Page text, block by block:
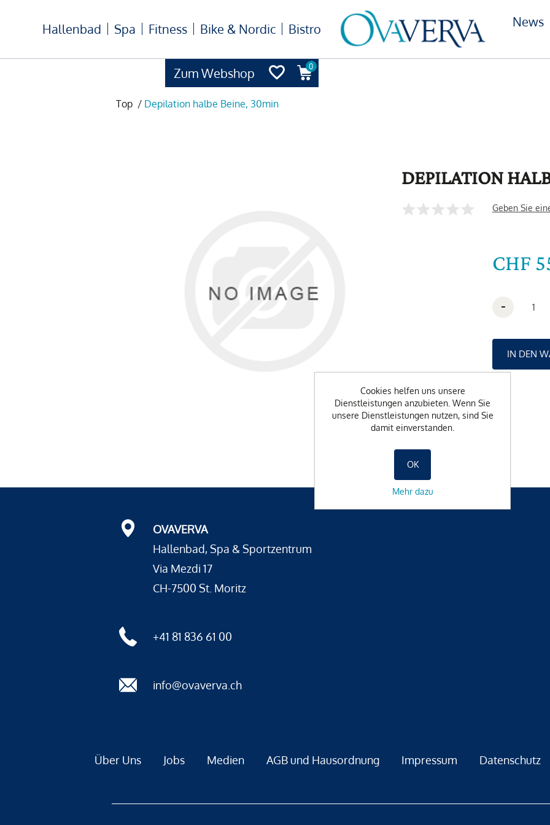
Zum Webshop 0
Hallenbad Spa Fitness Bike & Nordic Bistro News
Top / Depilation halbe Beine, 30min
DEPILATION
Geben Sie
CHF
-
OVAVERVA
Hallenbad, Spa & Sportzentrum
Via Mezdi 17
CH-7500 St. Moritz
+41 81 836 61 00
info@ovaverva.ch
Über Uns Jobs Medien AGB und Hausordnung Impressum Datenschutz
Cookies helfen uns unsere
Dienstleistungen anzubieten. Wenn Sie
unsere Dienstleistungen nutzen, sind Sie
damit einverstanden.
OK
Mehr dazu